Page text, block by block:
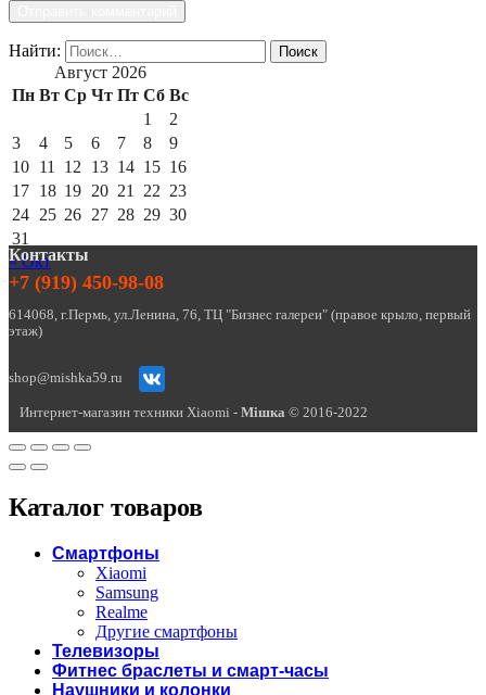
Найти:
Август 2026
Пн Вт Ср Чт Пт Сб Вс
1
2
3
4 5 6 7 8
9
10 11 12 13 14 15 16
17 18 19 20 21 22 23
24 25 26 27 28 29 30
31
« Окт
Контакты
+7 (919) 450-98-08
614068, г.Пермь, ул.Ленина, 76, ТЦ "Бизнес галереи" (правое крыло, первый
этаж)
shop@mishka59.ru
Интернет-магазин техники Xiaomi - Miшка © 2016-2022
Каталог товаров
Смартфоны
Xiaomi
Samsung
Realme
Другие смартфоны
Телевизоры
Фитнес браслеты и смарт-часы
Наушники и колонки